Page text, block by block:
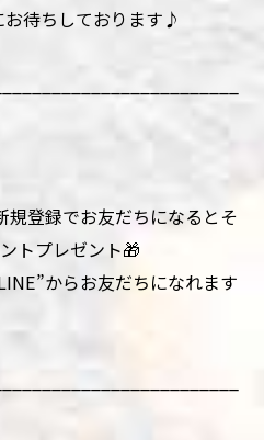
待ちしております♪
規登録でお友だちになるとそ
トプレゼント🎁
からお友だちになれます